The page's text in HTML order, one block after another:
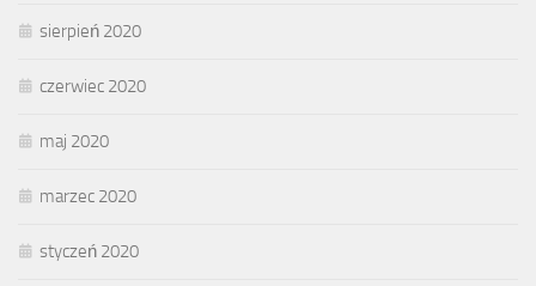
sierpień 2020
czerwiec 2020
maj 2020
marzec 2020
styczeń 2020